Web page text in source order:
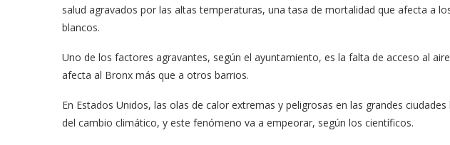
salud agravados por las altas temperaturas, una tasa de mortalidad que afecta a
blancos.
Uno de los factores agravantes, según el ayuntamiento, es la falta de acceso al
afecta al Bronx más que a otros barrios.
En Estados Unidos, las olas de calor extremas y peligrosas en las grandes
del cambio climático, y este fenómeno va a empeorar, según los científicos.